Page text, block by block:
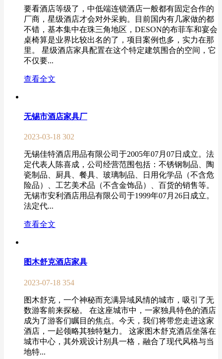
要看酒店等级了，中低端连锁酒店一般都有固定合作的
厂商，星级酒店才会对外采购。目前国内有几家做的都
不错，基本集中在珠三角地区，DESON的布菲车和宴会
桌椅算是业界比较出名的了，项目案例也多，实力在那
里。 星级酒店家具配置在这个特定建筑围合的空间，它
不仅要...
查看全文
无锡市酒店家具厂
2023-03-18 302
无锡佳特酒店用品有限公司于2005年07月07日成立。法
定代表人陈喜成，公司经营范围包括：不锈钢制品、陶
瓷制品、厨具、餐具、玻璃制品、日用化学品（不含危
险品）、工艺美术品（不含金饰品）、百货的销售等。
无锡市安利酒店用品有限公司于1999年07月26日成立。
法定代...
查看全文
图木舒克酒店家具
2023-07-18 354
图木舒克，一个神秘而充满异域风情的城市，吸引了无
数游客前来探秘。 在这座城市中，一家独具特色的酒店
成为了游客们瞩目的焦点。今天，我们将带您走进这家
酒店，一起领略其独特魅力。 这家图木舒克酒店坐落在
城市中心，其外观设计别具一格，融合了现代风格与当
地特...